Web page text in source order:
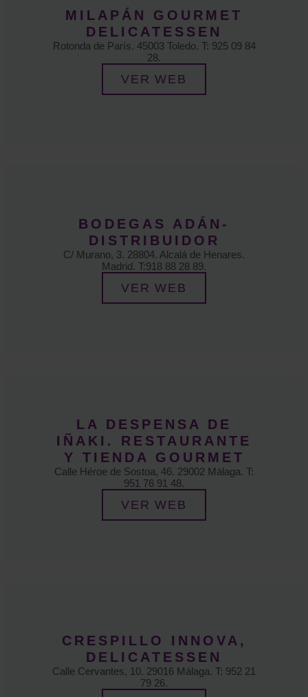
MILAPÁN GOURMET
DELICATESSEN
Rotonda de París. 45003 Toledo. T: 925 09 84
28.
VER WEB
BODEGAS ADÁN-
DISTRIBUIDOR
C/ Murano, 3. 28804. Alcalá de Henares.
Madrid. T:918 88 28 89.
VER WEB
LA DESPENSA DE
IÑAKI. RESTAURANTE
Y TIENDA GOURMET
Calle Héroe de Sostoa, 46. 29002 Málaga. T:
951 76 91 48.
VER WEB
CRESPILLO INNOVA,
DELICATESSEN
Calle Cervantes, 10. 29016 Málaga. T: 952 21
79 26.